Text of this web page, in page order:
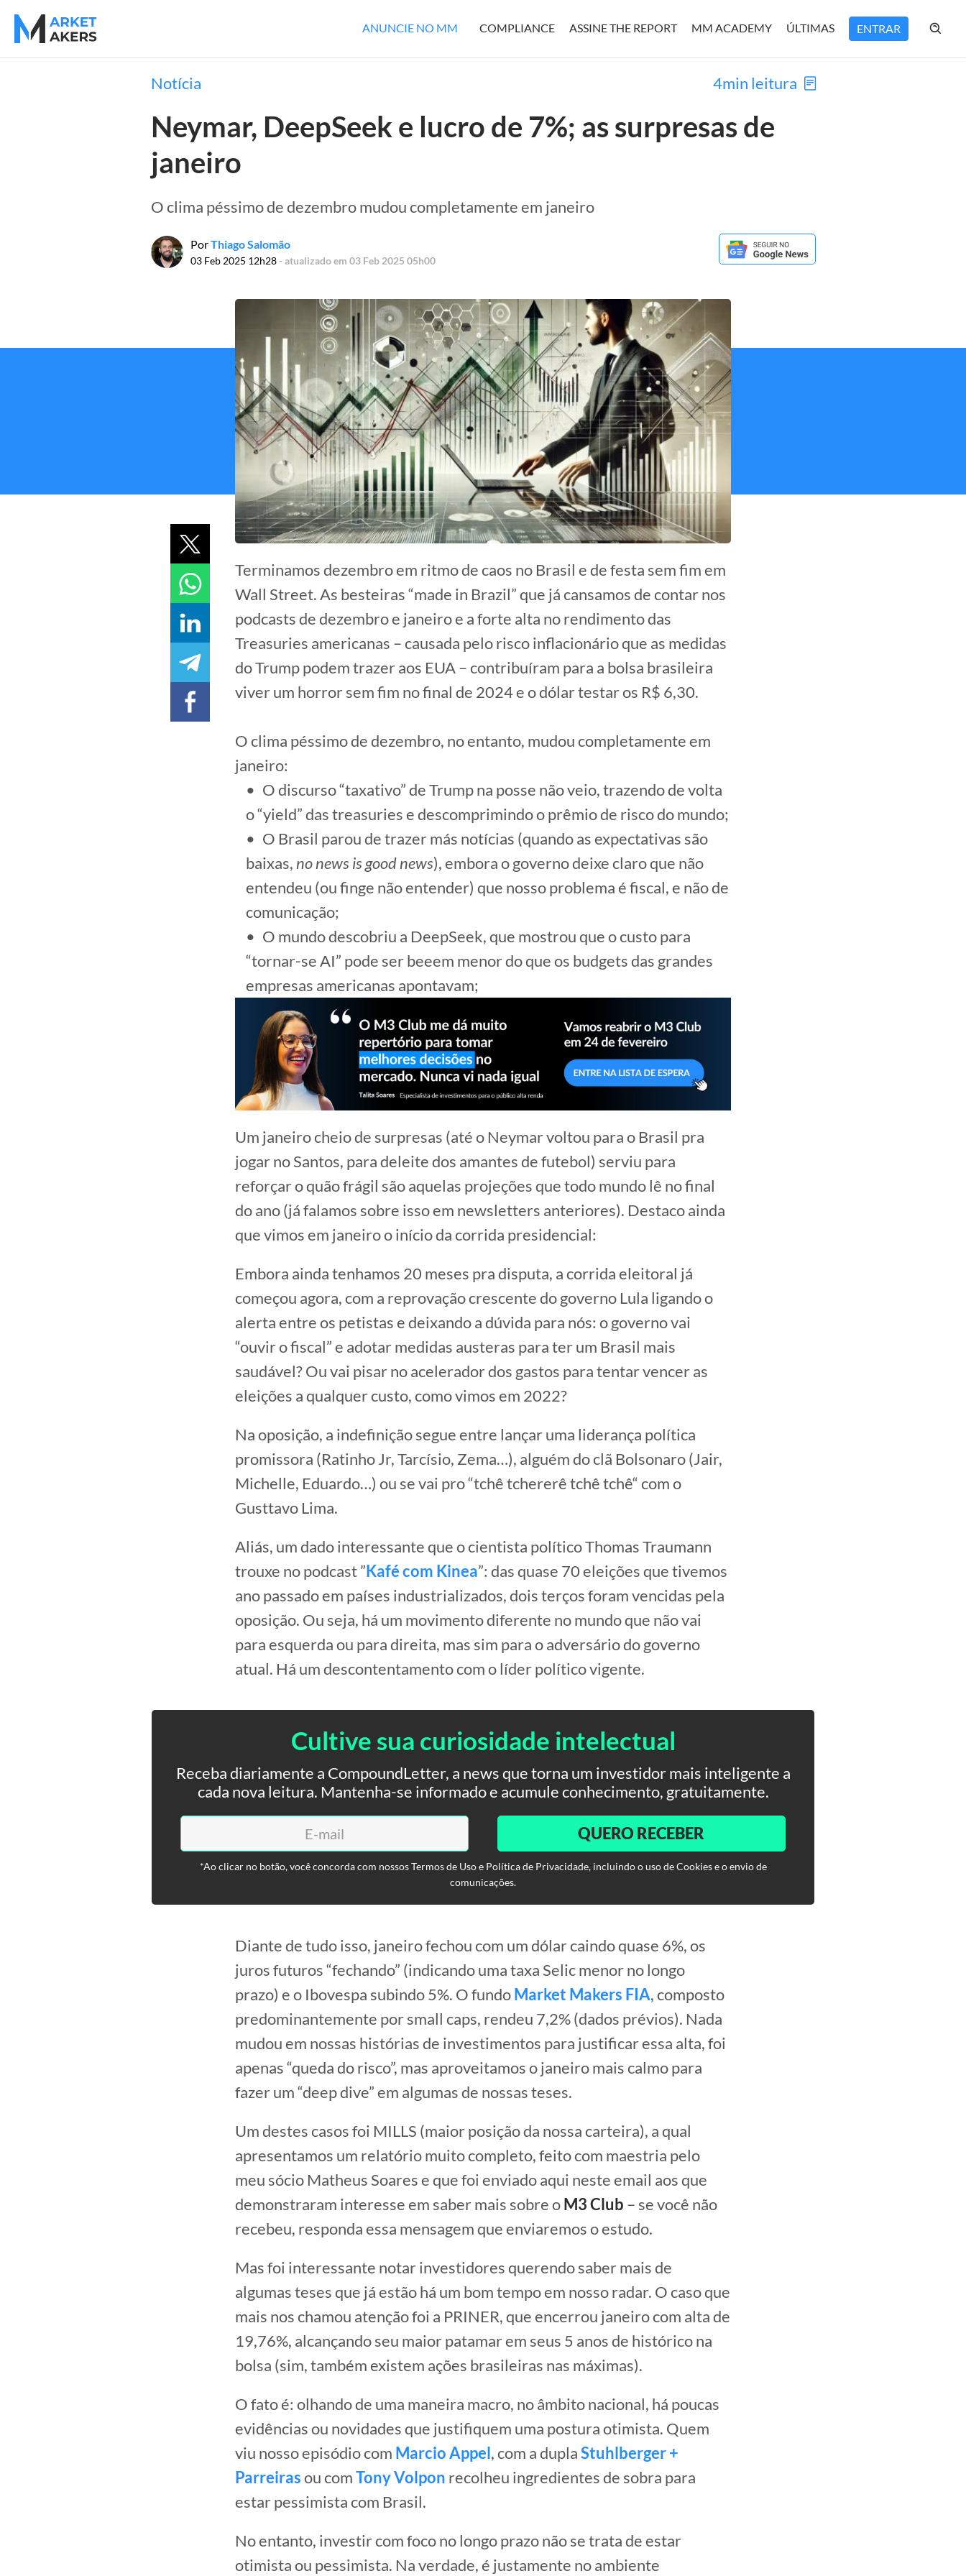
ANUNCIE NO MM COMPLIANCE ASSINE THE REPORT MM ACADEMY ÚLTIMAS ENTRAR
Notícia 4min leitura
Neymar, DeepSeek e lucro de 7%; as surpresas de
janeiro
O clima péssimo de dezembro mudou completamente em janeiro
PorThiago Salomão
03 Feb 2025 12h28- atualizado em 03 Feb 2025 05h00
Terminamos dezembro em ritmo de caos no Brasil e de festa sem fim em
Wall Street. As besteiras “made in Brazil” que já cansamos de contar nos
podcasts de dezembro e janeiro e a forte alta no rendimento das
Treasuries americanas – causada pelo risco inflacionário que as medidas
do Trump podem trazer aos EUA – contribuíram para a bolsa brasileira
viver um horror sem fim no final de 2024 e o dólar testar os R$ 6,30.
O clima péssimo de dezembro, no entanto, mudou completamente em
janeiro:
O discurso “taxativo” de Trump na posse não veio, trazendo de volta
o “yield” das treasuries e descomprimindo o prêmio de risco do mundo;
O Brasil parou de trazer más notícias (quando as expectativas são
baixas, no news is good news), embora o governo deixe claro que não
entendeu (ou finge não entender) que nosso problema é fiscal, e não de
comunicação;
O mundo descobriu a DeepSeek, que mostrou que o custo para
“tornar-se AI” pode ser beeem menor do que os budgets das grandes
empresas americanas apontavam;
Um janeiro cheio de surpresas (até o Neymar voltou para o Brasil pra
jogar no Santos, para deleite dos amantes de futebol) serviu para
reforçar o quão frágil são aquelas projeções que todo mundo lê no final
do ano (já falamos sobre isso em newsletters anteriores). Destaco ainda
que vimos em janeiro o início da corrida presidencial:
Embora ainda tenhamos 20 meses pra disputa, a corrida eleitoral já
começou agora, com a reprovação crescente do governo Lula ligando o
alerta entre os petistas e deixando a dúvida para nós: o governo vai
“ouvir o fiscal” e adotar medidas austeras para ter um Brasil mais
saudável? Ou vai pisar no acelerador dos gastos para tentar vencer as
eleições a qualquer custo, como vimos em 2022?
Na oposição, a indefinição segue entre lançar uma liderança política
promissora (Ratinho Jr, Tarcísio, Zema…), alguém do clã Bolsonaro (Jair,
Michelle, Eduardo…) ou se vai pro “tchê tchererê tchê tchê“ com o
Gusttavo Lima.
Aliás, um dado interessante que o cientista político Thomas Traumann
trouxe no podcast ”Kafé com Kinea”: das quase 70 eleições que tivemos
ano passado em países industrializados, dois terços foram vencidas pela
oposição. Ou seja, há um movimento diferente no mundo que não vai
para esquerda ou para direita, mas sim para o adversário do governo
atual. Há um descontentamento com o líder político vigente.
Cultive sua curiosidade intelectual
Receba diariamente a CompoundLetter, a news que torna um investidor mais inteligente a
cada nova leitura. Mantenha-se informado e acumule conhecimento, gratuitamente.
QUERO RECEBER
*Ao clicar no botão, você concorda com nossos Termos de Uso e Política de Privacidade, incluindo o uso de Cookies e o envio de
comunicações.
Diante de tudo isso, janeiro fechou com um dólar caindo quase 6%, os
juros futuros “fechando” (indicando uma taxa Selic menor no longo
prazo) e o Ibovespa subindo 5%. O fundoMarket Makers FIA, composto
predominantemente por small caps, rendeu 7,2% (dados prévios). Nada
mudou em nossas histórias de investimentos para justificar essa alta, foi
apenas “queda do risco”, mas aproveitamos o janeiro mais calmo para
fazer um “deep dive” em algumas de nossas teses.
Um destes casos foi MILLS (maior posição da nossa carteira), a qual
apresentamos um relatório muito completo, feito com maestria pelo
meu sócio Matheus Soares e que foi enviado aqui neste email aos que
demonstraram interesse em saber mais sobre oM3 Club – se você não
recebeu, responda essa mensagem que enviaremos o estudo.
Mas foi interessante notar investidores querendo saber mais de
algumas teses que já estão há um bom tempo em nosso radar. O caso que
mais nos chamou atenção foi a PRINER, que encerrou janeiro com alta de
19,76%, alcançando seu maior patamar em seus 5 anos de histórico na
bolsa (sim, também existem ações brasileiras nas máximas).
O fato é: olhando de uma maneira macro, no âmbito nacional, há poucas
evidências ou novidades que justifiquem uma postura otimista. Quem
viu nosso episódio com Marcio Appel, com a duplaStuhlberger +
Parreirasou comTony Volpon recolheu ingredientes de sobra para
estar pessimista com Brasil.
No entanto, investir com foco no longo prazo não se trata de estar
otimista ou pessimista. Na verdade, é justamente no ambiente